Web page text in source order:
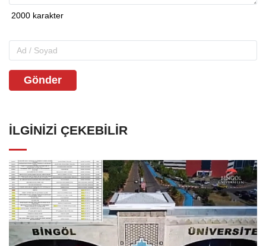
Gönder
İLGINIZI ÇEKEBILIR